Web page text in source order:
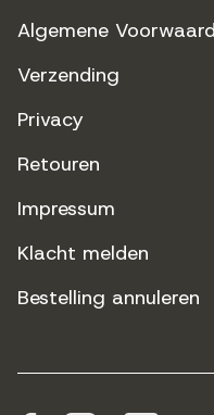
Algemene
Verzending
Privacy
Retouren
Impressum
Klacht melden
Bestelling annuleren